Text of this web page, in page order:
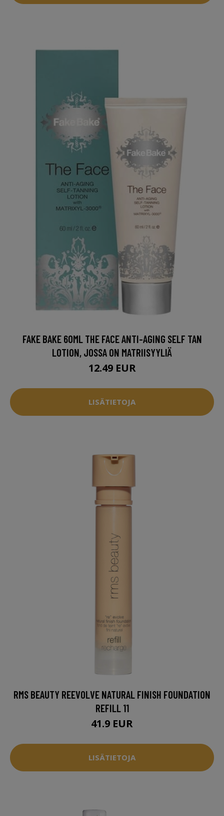
FAKE BAKE 60ML THE FACE ANTI-AGING SELF TAN
LOTION, JOSSA ON MATRIISYYLIÄ
12.49 EUR
LISÄTIETOJA
RMS BEAUTY REEVOLVE NATURAL FINISH FOUNDATION
REFILL 11
41.9 EUR
LISÄTIETOJA